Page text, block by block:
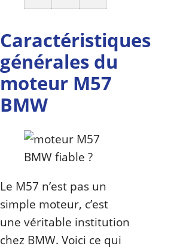
Caractéristiques
générales du
moteur M57
BMW
Le M57 n’est pas un
simple moteur, c’est
une véritable institution
chez BMW. Voici ce qui